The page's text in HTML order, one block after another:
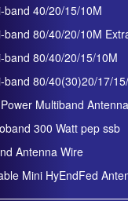
band 40/20/15/10M
band 80/40/20/10M
band 80/40/20/15/10M
band 80/40(30)20/17/
Multiband
300 Watt pep ssb
Antenna Wire
Mini HyEndFed